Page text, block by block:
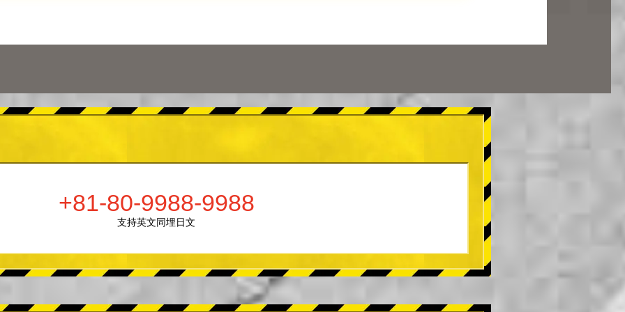
+81-80-9988-9988
支持英文同埋日文